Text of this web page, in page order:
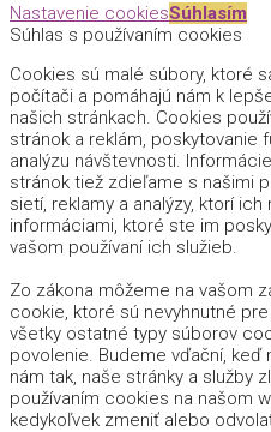
Nastavenie cookiesSúhlasím
Súhlas s používaním cookies
Cookies sú malé súbory, ktoré
počítači a pomáhajú nám k
našich stránkach. Cookies
stránok a reklám, poskytovanie
analýzu návštevnosti.
stránok tiež zdieľame s našimi
sietí, reklamy a analýzy, ktorí
informáciami, ktoré ste im
vašom používaní ich služieb.
Zo zákona môžeme na vašom
cookie, ktoré sú nevyhnutné
všetky ostatné typy súborov
povolenie. Budeme vďační,
nám tak, naše stránky a služby
používaním cookies na našom
kedykoľvek zmeniť alebo